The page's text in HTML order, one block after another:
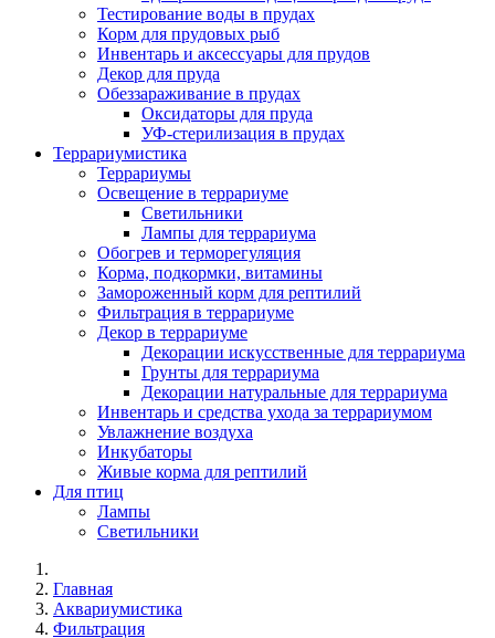
Тестирование воды в прудах
Корм для прудовых рыб
Инвентарь и аксессуары для прудов
Декор для пруда
Обеззараживание в прудах
Оксидаторы для пруда
УФ-стерилизация в прудах
Террариумистика
Террариумы
Освещение в террариуме
Светильники
Лампы для террариума
Обогрев и терморегуляция
Корма, подкормки, витамины
Замороженный корм для рептилий
Фильтрация в террариуме
Декор в террариуме
Декорации искусственные для террариума
Грунты для террариума
Декорации натуральные для террариума
Инвентарь и средства ухода за террариумом
Увлажнение воздуха
Инкубаторы
Живые корма для рептилий
Для птиц
Лампы
Светильники
Главная
Аквариумистика
Фильтрация